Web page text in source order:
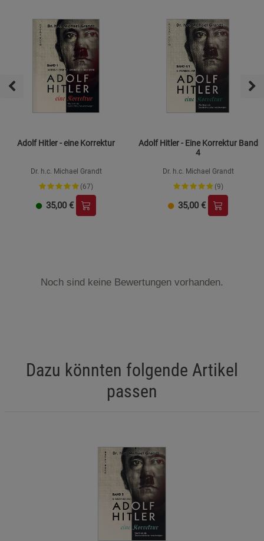
Adolf Hitler - eine Korrektur
Dr. h.c. Michael Grandt
(67)
35,00 €
Adolf Hitler - Eine Korrektur Band
4
Dr. h.c. Michael Grandt
(9)
35,00 €
Noch sind keine Bewertungen vorhanden.
Dazu könnten folgende Artikel
passen